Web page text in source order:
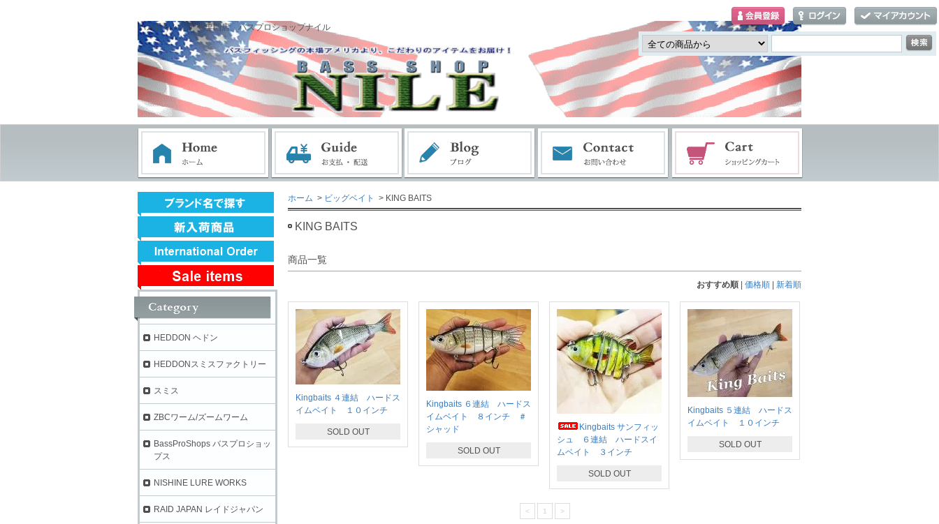
バス釣り・ルアー専門店 バスプロショップナイル
ホーム > ビッグベイト > KING BAITS
KING BAITS
商品一覧
おすすめ順 価格順 新着順
Kingbaits ４連結 ハードス
イムベイト １０インチ
SOLD OUT
Kingbaits ６連結 ハードス
イムベイト ８インチ ＃
シャッド
SOLD OUT
Kingbaits サンフィッ
シュ ６連結 ハードスイ
ムベイト ３インチ
SOLD OUT
Kingbaits ５連結 ハードス
イムベイト １０インチ
SOLD OUT
< 1 >
HEDDON ヘドン
HEDDONスミスファクトリー
スミス
ZBCワーム/ズームワーム
BassProShops バスプロショッ
プス
NISHINE LURE WORKS
RAID JAPAN レイドジャパン